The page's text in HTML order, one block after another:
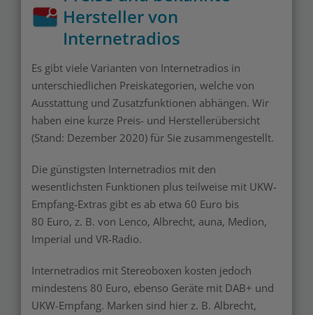
Hersteller von
Internetradios
Es gibt viele Varianten von Internetradios in
unterschiedlichen Preiskategorien, welche von
Ausstattung und Zusatzfunktionen abhängen. Wir
haben eine kurze Preis- und Herstellerübersicht
(Stand: Dezember 2020) für Sie zusammengestellt.
Die günstigsten Internetradios mit den
wesentlichsten Funktionen plus teilweise mit UKW-
Empfang-Extras gibt es ab etwa 60 Euro bis
80 Euro, z. B. von Lenco, Albrecht, auna, Medion,
Imperial und VR-Radio.
Internetradios mit Stereoboxen kosten jedoch
mindestens 80 Euro, ebenso Geräte mit DAB+ und
UKW-Empfang. Marken sind hier z. B. Albrecht,